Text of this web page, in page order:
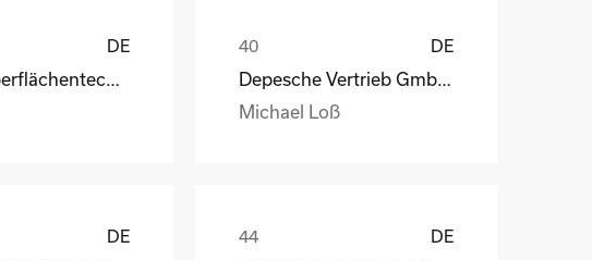
DE
STAHL Oberflächentechnik GmbH
DE
Depesche Vertrieb GmbH & Co. KG
Michael Loß
DE DE